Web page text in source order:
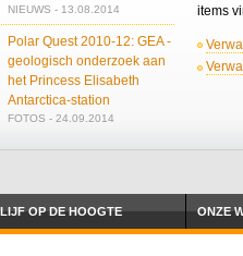
NIEUWS - 13.08.2014
Polar Quest 2010-12: GEA -
geologisch onderzoek aan
het Princess Elisabeth
Antarctica-station
FOTOS - 24.09.2014
items
OP DE HOOGTE ONZE